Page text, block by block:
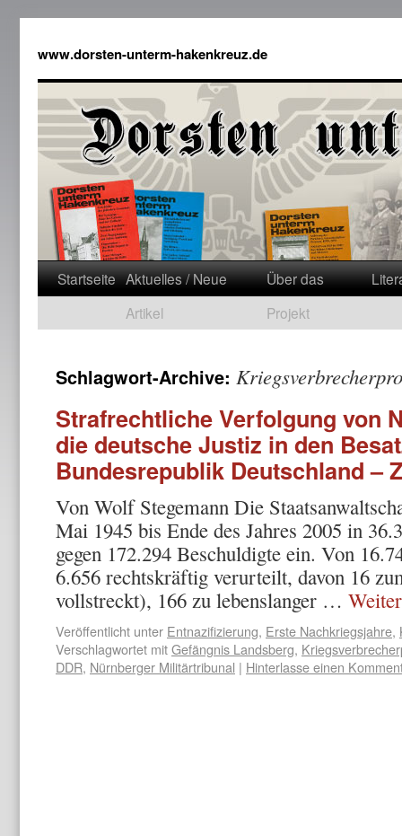
www.dorsten-unterm-hakenkreuz.de
Startseite Aktuelles / Neue
Artikel
Über das
Projekt
Schlagwort-Archive:
Strafrechtliche Verfolgung von
die deutsche Justiz in den
Bundesrepublik Deutschland –
Von Wolf Stegemann Die
Mai 1945 bis Ende des Jahres 2005 in
gegen 172.294 Beschuldigte ein. Von
6.656 rechtskräftig verurteilt, davon 16
vollstreckt), 166 zu lebenslanger …
Veröffentlicht unter Entnazifizierung, Erste Nachkriegsjahre,
Verschlagwortet mitGefängnis Landsberg,
DDR, Nürnberger Militärtribunal | Hinterlasse einen